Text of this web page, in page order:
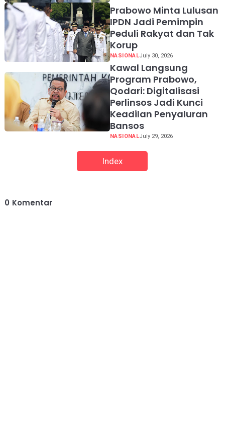
Prabowo Minta Lulusan
IPDN Jadi Pemimpin
Peduli Rakyat dan Tak
Korup
NASIONALJuly 30, 2026
Kawal Langsung
Program Prabowo,
Qodari: Digitalisasi
Perlinsos Jadi Kunci
Keadilan Penyaluran
Bansos
NASIONALJuly 29, 2026
Index
0 Komentar